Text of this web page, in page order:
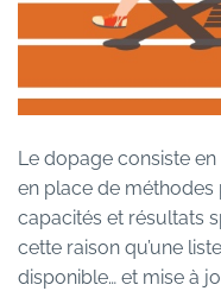
Le dopage consiste
en place de méthodes
capacités et résultats
cette raison qu’une
disponible… et mise à